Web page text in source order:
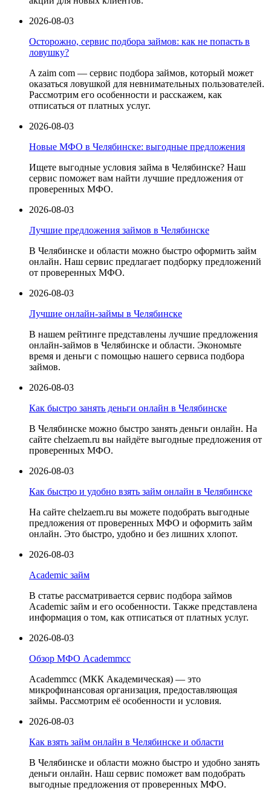
2026-08-03
Осторожно, сервис подбора займов: как не попасть в
ловушку?
A zaim com — сервис подбора займов, который может
оказаться ловушкой для невнимательных пользователей.
Рассмотрим его особенности и расскажем, как
отписаться от платных услуг.
2026-08-03
Новые МФО в Челябинске: выгодные предложения
Ищете выгодные условия займа в Челябинске? Наш
сервис поможет вам найти лучшие предложения от
проверенных МФО.
2026-08-03
Лучшие предложения займов в Челябинске
В Челябинске и области можно быстро оформить займ
онлайн. Наш сервис предлагает подборку предложений
от проверенных МФО.
2026-08-03
Лучшие онлайн-займы в Челябинске
В нашем рейтинге представлены лучшие предложения
онлайн-займов в Челябинске и области. Экономьте
время и деньги с помощью нашего сервиса подбора
займов.
2026-08-03
Как быстро занять деньги онлайн в Челябинске
В Челябинске можно быстро занять деньги онлайн. На
сайте chelzaem.ru вы найдёте выгодные предложения от
проверенных МФО.
2026-08-03
Как быстро и удобно взять займ онлайн в Челябинске
На сайте chelzaem.ru вы можете подобрать выгодные
предложения от проверенных МФО и оформить займ
онлайн. Это быстро, удобно и без лишних хлопот.
2026-08-03
Academic займ
В статье рассматривается сервис подбора займов
Academic займ и его особенности. Также представлена
информация о том, как отписаться от платных услуг.
2026-08-03
Обзор МФО Academmcc
Academmcc (МКК Академическая) — это
микрофинансовая организация, предоставляющая
займы. Рассмотрим её особенности и условия.
2026-08-03
Как взять займ онлайн в Челябинске и области
В Челябинске и области можно быстро и удобно занять
деньги онлайн. Наш сервис поможет вам подобрать
выгодные предложения от проверенных МФО.